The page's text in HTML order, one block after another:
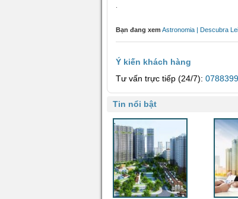
Bạn đang xem Astronomia | Descubra
Ý kiến khách hàng
Tư vấn trực tiếp (24/7):
Tin nổi bật